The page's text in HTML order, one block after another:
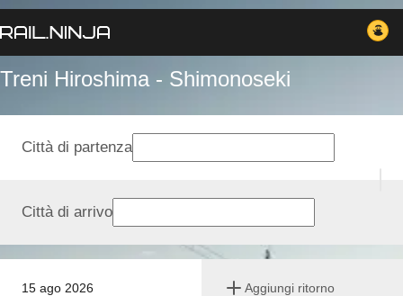
Treni Hiroshima - Shimonoseki
15 ago 2026 Aggiungi ritorno
Città di partenza
Città di arrivo